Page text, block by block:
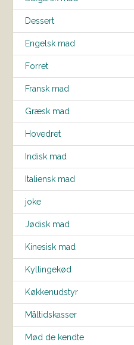
Dessert
Engelsk mad
Forret
Fransk mad
Græsk mad
Hovedret
Indisk mad
Italiensk mad
joke
Jødisk mad
Kinesisk mad
Kyllingekød
Køkkenudstyr
Måltidskasser
Mød de kendte